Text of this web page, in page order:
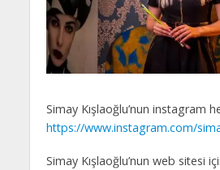
Simay Kışlaoğlu’nun instagram
https://www.instagram.com/
Simay Kışlaoğlu’nun web sitesi